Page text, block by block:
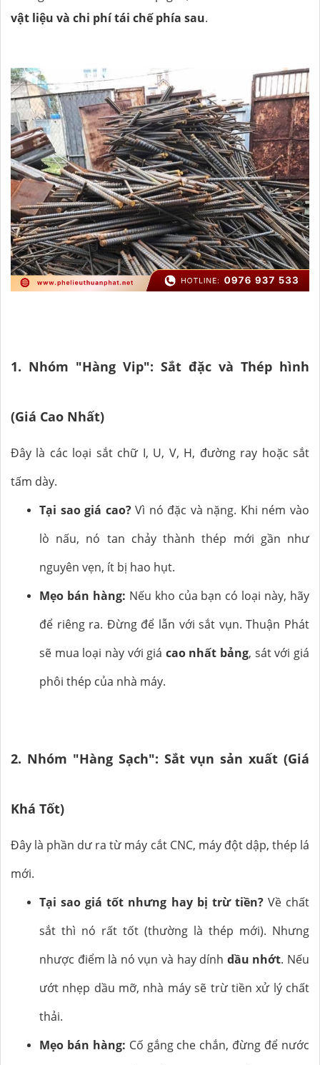
vật liệu và chi phí tái chế phía sau.
1. Nhóm "Hàng Vip": Sắt đặc và Thép hình
(Giá Cao Nhất)
Đây là các loại sắt chữ I, U, V, H, đường ray hoặc sắt
tấm dày.
Tại sao giá cao?Vì nó đặc và nặng. Khi ném vào
lò nấu, nó tan chảy thành thép mới gần như
nguyên vẹn, ít bị hao hụt.
Mẹo bán hàng: Nếu kho của bạn có loại này, hãy
để riêng ra. Đừng để lẫn với sắt vụn. Thuận Phát
sẽ mua loại này với giá cao nhất bảng, sát với giá
phôi thép của nhà máy.
2. Nhóm "Hàng Sạch": Sắt vụn sản xuất (Giá
Khá Tốt)
Đây là phần dư ra từ máy cắt CNC, máy đột dập, thép lá
mới.
Tại sao giá tốt nhưng hay bị trừ tiền?Về chất
sắt thì nó rất tốt (thường là thép mới). Nhưng
nhược điểm là nó vụn và hay dính dầu nhớt. Nếu
ướt nhẹp dầu mỡ, nhà máy sẽ trừ tiền xử lý chất
thải.
Mẹo bán hàng: Cố gắng che chắn, đừng để nước